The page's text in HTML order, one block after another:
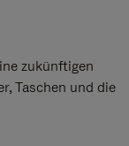
zukünftigen
Taschen und die